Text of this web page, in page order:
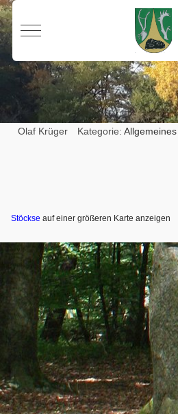
Mobile Menu Toggle
Olaf Krüger Kategorie:Allgemeines
Stöckse auf einer größeren Karte anzeigen
Vorheriger Beitrag:
Zurück